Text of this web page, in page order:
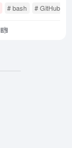
# macOS
# bash # GitHub